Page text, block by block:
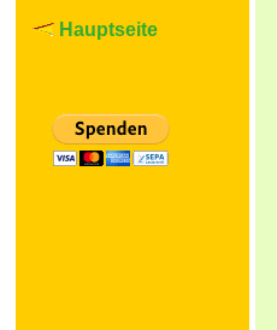
Hauptseite